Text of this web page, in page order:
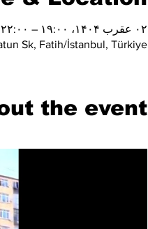
۰۲ عقرب ۱۴۰۴، ۱۹:۰۰ – ۲۲:۰۰
Sk, Fatih/İstanbul, Türkiye
the event